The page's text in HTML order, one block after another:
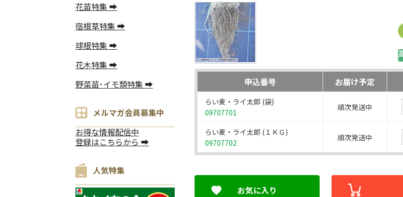
花苗特集 ➡
宿根草特集 ➡
球根特集 ➡
花木特集 ➡
野菜苗･イモ類特集 ➡
メルマガ会員募集中
お得な情報配信中
登録はこちらから ➡
人気特集
申込番号 お届け予定
らい麦・ライ太郎 (袋)
09707701
順次発送中
らい麦・ライ太郎 (１ＫＧ)
09707702
順次発送中
お気に入り